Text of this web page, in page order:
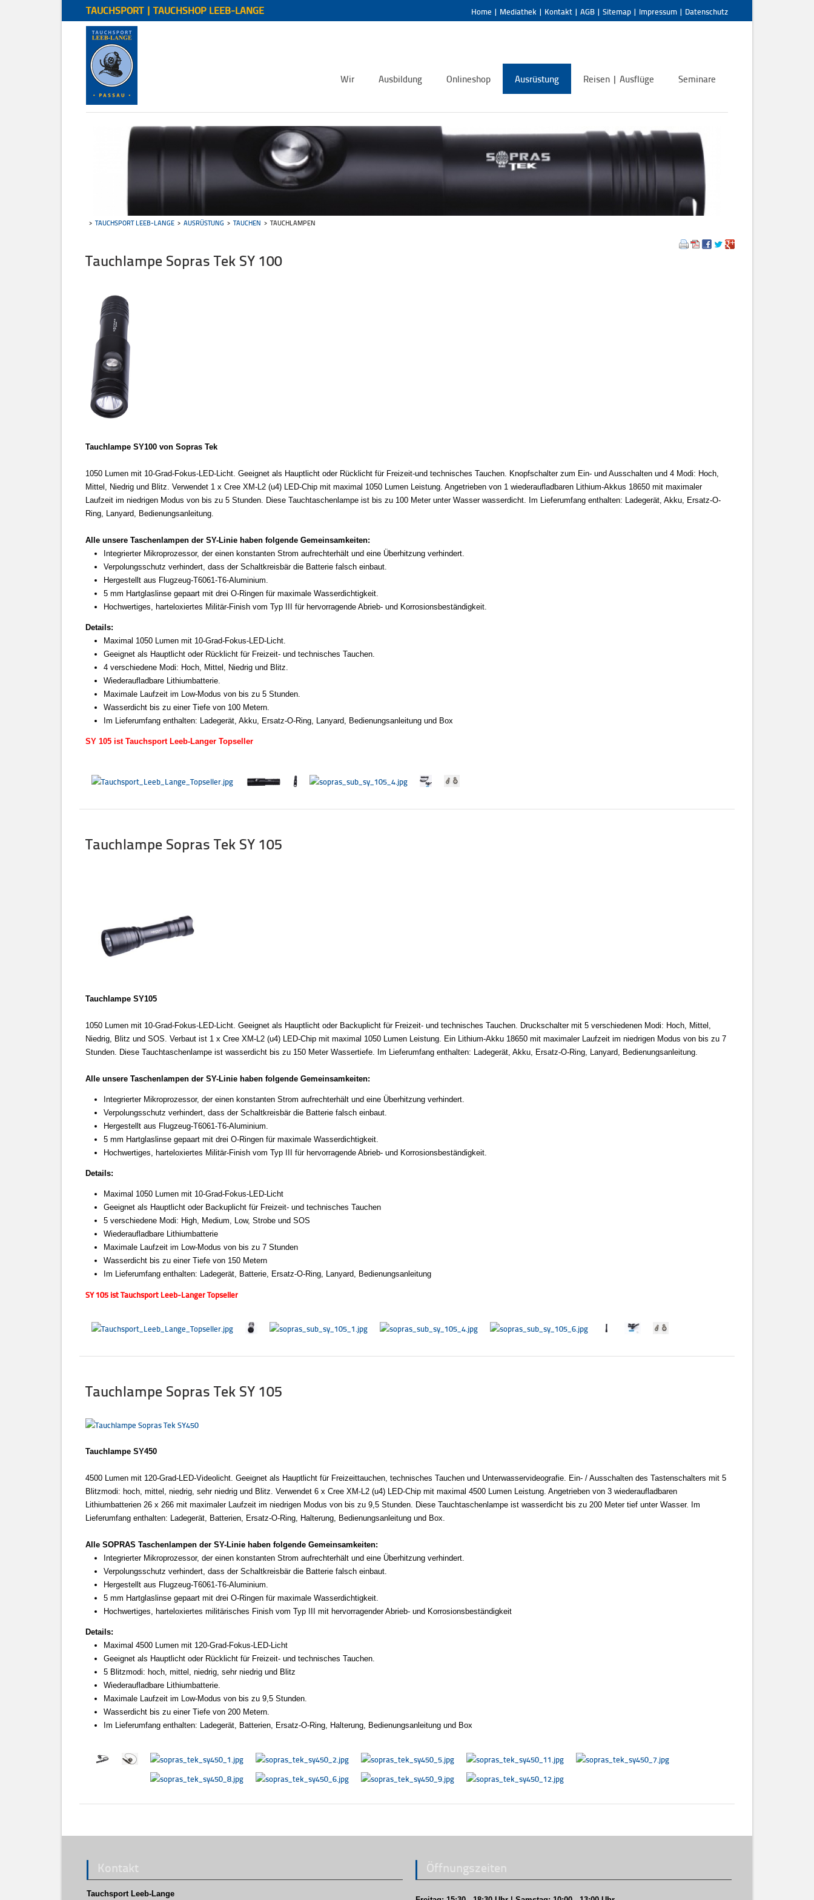
TAUCHSPORT | TAUCHSHOP LEEB-LANGE Home | Mediathek | Kontakt | AGB | Sitemap | Impressum | Datenschutz
Wir Ausbildung Onlineshop Ausrüstung Reisen | Ausflüge Seminare
TAUCHSPORT LEEB-LANGE AUSRÜSTUNG TAUCHEN TAUCHLAMPEN
Tauchlampe Sopras Tek SY 100
Tauchlampe SY100 von Sopras Tek
1050 Lumen mit 10-Grad-Fokus-LED-Licht. Geeignet als Hauptlicht oder Rücklicht für Freizeit-und technisches Tauchen. Knopfschalter zum Ein- und Ausschalten und 4 Modi: Hoch,
Mittel, Niedrig und Blitz. Verwendet 1 x Cree XM-L2 (u4) LED-Chip mit maximal 1050 Lumen Leistung. Angetrieben von 1 wiederaufladbaren Lithium-Akkus 18650 mit maximaler
Laufzeit im niedrigen Modus von bis zu 5 Stunden. Diese Tauchtaschenlampe ist bis zu 100 Meter unter Wasser wasserdicht. Im Lieferumfang enthalten: Ladegerät, Akku, Ersatz-O-
Ring, Lanyard, Bedienungsanleitung.
Alle unsere Taschenlampen der SY-Linie haben folgende Gemeinsamkeiten:
Integrierter Mikroprozessor, der einen konstanten Strom aufrechterhält und eine Überhitzung verhindert.
Verpolungsschutz verhindert, dass der Schaltkreisbär die Batterie falsch einbaut.
Hergestellt aus Flugzeug-T6061-T6-Aluminium.
5 mm Hartglaslinse gepaart mit drei O-Ringen für maximale Wasserdichtigkeit.
Hochwertiges, harteloxiertes Militär-Finish vom Typ III für hervorragende Abrieb- und Korrosionsbeständigkeit.
Details:
Maximal 1050 Lumen mit 10-Grad-Fokus-LED-Licht.
Geeignet als Hauptlicht oder Rücklicht für Freizeit- und technisches Tauchen.
4 verschiedene Modi: Hoch, Mittel, Niedrig und Blitz.
Wiederaufladbare Lithiumbatterie.
Maximale Laufzeit im Low-Modus von bis zu 5 Stunden.
Wasserdicht bis zu einer Tiefe von 100 Metern.
Im Lieferumfang enthalten: Ladegerät, Akku, Ersatz-O-Ring, Lanyard, Bedienungsanleitung und Box
SY 105 ist Tauchsport Leeb-Langer Topseller
Tauchlampe Sopras Tek SY 105
Tauchlampe SY105
1050 Lumen mit 10-Grad-Fokus-LED-Licht. Geeignet als Hauptlicht oder Backuplicht für Freizeit- und technisches Tauchen. Druckschalter mit 5 verschiedenen Modi: Hoch, Mittel,
Niedrig, Blitz und SOS. Verbaut ist 1 x Cree XM-L2 (u4) LED-Chip mit maximal 1050 Lumen Leistung. Ein Lithium-Akku 18650 mit maximaler Laufzeit im niedrigen Modus von bis zu 7
Stunden. Diese Tauchtaschenlampe ist wasserdicht bis zu 150 Meter Wassertiefe. Im Lieferumfang enthalten: Ladegerät, Akku, Ersatz-O-Ring, Lanyard, Bedienungsanleitung.
Alle unsere Taschenlampen der SY-Linie haben folgende Gemeinsamkeiten:
Integrierter Mikroprozessor, der einen konstanten Strom aufrechterhält und eine Überhitzung verhindert.
Verpolungsschutz verhindert, dass der Schaltkreisbär die Batterie falsch einbaut.
Hergestellt aus Flugzeug-T6061-T6-Aluminium.
5 mm Hartglaslinse gepaart mit drei O-Ringen für maximale Wasserdichtigkeit.
Hochwertiges, harteloxiertes Militär-Finish vom Typ III für hervorragende Abrieb- und Korrosionsbeständigkeit.
Details:
Maximal 1050 Lumen mit 10-Grad-Fokus-LED-Licht
Geeignet als Hauptlicht oder Backuplicht für Freizeit- und technisches Tauchen
5 verschiedene Modi: High, Medium, Low, Strobe und SOS
Wiederaufladbare Lithiumbatterie
Maximale Laufzeit im Low-Modus von bis zu 7 Stunden
Wasserdicht bis zu einer Tiefe von 150 Metern
Im Lieferumfang enthalten: Ladegerät, Batterie, Ersatz-O-Ring, Lanyard, Bedienungsanleitung
SY 105 ist Tauchsport Leeb-Langer Topseller
Tauchlampe Sopras Tek SY 105
Tauchlampe SY450
4500 Lumen mit 120-Grad-LED-Videolicht. Geeignet als Hauptlicht für Freizeittauchen, technisches Tauchen und Unterwasservideografie. Ein- / Ausschalten des Tastenschalters mit 5
Blitzmodi: hoch, mittel, niedrig, sehr niedrig und Blitz. Verwendet 6 x Cree XM-L2 (u4) LED-Chip mit maximal 4500 Lumen Leistung. Angetrieben von 3 wiederaufladbaren
Lithiumbatterien 26 x 266 mit maximaler Laufzeit im niedrigen Modus von bis zu 9,5 Stunden. Diese Tauchtaschenlampe ist wasserdicht bis zu 200 Meter tief unter Wasser. Im
Lieferumfang enthalten: Ladegerät, Batterien, Ersatz-O-Ring, Halterung, Bedienungsanleitung und Box.
Alle SOPRAS Taschenlampen der SY-Linie haben folgende Gemeinsamkeiten:
Integrierter Mikroprozessor, der einen konstanten Strom aufrechterhält und eine Überhitzung verhindert.
Verpolungsschutz verhindert, dass der Schaltkreisbär die Batterie falsch einbaut.
Hergestellt aus Flugzeug-T6061-T6-Aluminium.
5 mm Hartglaslinse gepaart mit drei O-Ringen für maximale Wasserdichtigkeit.
Hochwertiges, harteloxiertes militärisches Finish vom Typ III mit hervorragender Abrieb- und Korrosionsbeständigkeit
Details:
Maximal 4500 Lumen mit 120-Grad-Fokus-LED-Licht
Geeignet als Hauptlicht oder Rücklicht für Freizeit- und technisches Tauchen.
5 Blitzmodi: hoch, mittel, niedrig, sehr niedrig und Blitz
Wiederaufladbare Lithiumbatterie.
Maximale Laufzeit im Low-Modus von bis zu 9,5 Stunden.
Wasserdicht bis zu einer Tiefe von 200 Metern.
Im Lieferumfang enthalten: Ladegerät, Batterien, Ersatz-O-Ring, Halterung, Bedienungsanleitung und Box
Kontakt
Tauchsport Leeb-Lange
Öffnungszeiten